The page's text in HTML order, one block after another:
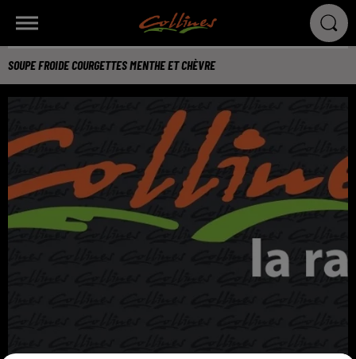
SOUPE FROIDE COURGETTES MENTHE ET CHÈVRE